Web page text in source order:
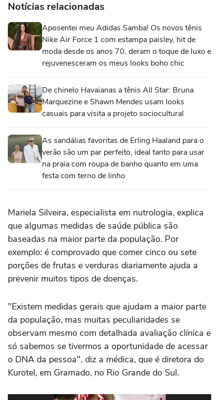
Notícias relacionadas
Aposentei meu Adidas Samba! Os novos tênis
Nike Air Force 1 com estampa paisley, hit de
moda desde os anos 70, deram o toque de luxo e
rejuvenesceram os meus looks boho chic
De chinelo Havaianas a tênis All Star: Bruna
Marquezine e Shawn Mendes usam looks
casuais para visita a projeto sociocultural
As sandálias favoritas de Erling Haaland para o
verão são um par perfeito, ideal tanto para usar
na praia com roupa de banho quanto em uma
festa com terno de linho
Mariela Silveira, especialista em nutrologia, explica
que algumas medidas de saúde pública são
baseadas na maior parte da população. Por
exemplo: é comprovado que comer cinco ou sete
porções de frutas e verduras diariamente ajuda a
prevenir muitos tipos de doenças.
"Existem medidas gerais que ajudam a maior parte
da população, mas muitas peculiaridades se
observam mesmo com detalhada avaliação clínica e
só sabemos se tivermos a oportunidade de acessar
o DNA da pessoa", diz a médica, que é diretora do
Kurotel, em Gramado, no Rio Grande do Sul.